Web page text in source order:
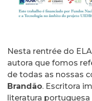
Nesta rentrée do
autora que fomos
de todas as nossas
Brandão. Escritora
literatura